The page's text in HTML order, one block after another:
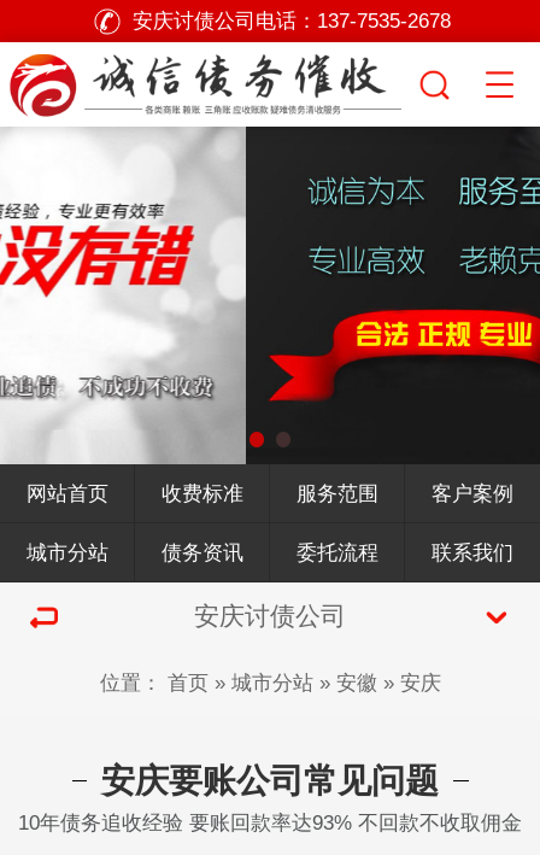
安庆讨债公司电话： 137-7535-2678
网站首页 收费标准 服务范围 客户案例
城市分站 债务资讯 委托流程 联系我们
安庆讨债公司
位置： 首页» 城市分站» 安徽 » 安庆
安庆要账公司常见问题
10年债务追收经验 要账回款率达93% 不回款不收取佣金